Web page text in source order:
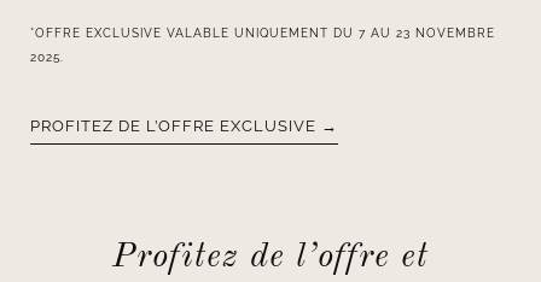
*OFFRE EXCLUSIVE VALABLE UNIQUEMENT DU 7 AU 23 NOVEMBRE
2025.
PROFITEZ DE L’OFFRE EXCLUSIVE →
Profitez de l’offre et